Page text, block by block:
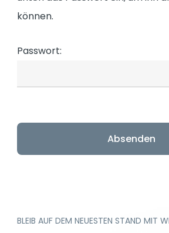
können.
Passwort:
BLEIB AUF DEM NEUESTEN STAND MIT